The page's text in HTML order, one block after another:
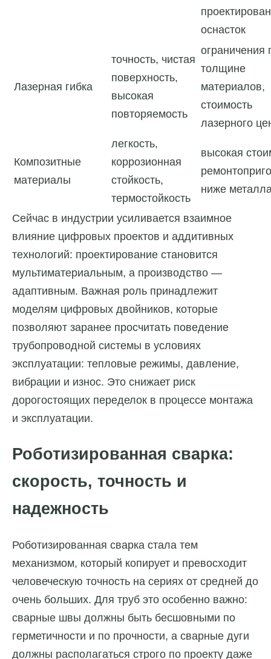
оснасток
Лазерная гибка
точность, чистая
поверхность,
высокая
повторяемость
ограничения
толщине
материалов,
стоимость
лазерного
Композитные
материалы
легкость,
коррозионная
стойкость,
термостойкость
высокая
ниже
Сейчас в индустрии усиливается взаимное
влияние цифровых проектов и аддитивных
технологий: проектирование становится
мультиматериальным, а производство —
адаптивным. Важная роль принадлежит
моделям цифровых двойников, которые
позволяют заранее просчитать поведение
трубопроводной системы в условиях
эксплуатации: тепловые режимы, давление,
вибрации и износ. Это снижает риск
дорогостоящих переделок в процессе монтажа
и эксплуатации.
Роботизированная сварка:
скорость, точность и
надежность
Роботизированная сварка стала тем
механизмом, который копирует и превосходит
человеческую точность на сериях от средней до
очень больших. Для труб это особенно важно:
сварные швы должны быть бесшовными по
герметичности и по прочности, а сварные дуги
должны располагаться строго по проекту даже